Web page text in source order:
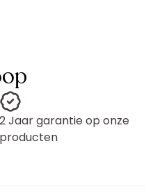
2 Jaar garantie op onze
producten